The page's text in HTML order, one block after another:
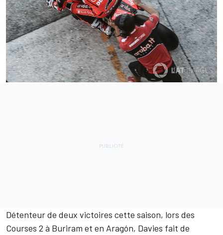
Détenteur de deux victoires cette saison, lors des
Courses 2 à Buriram et en Aragón, Davies fait de